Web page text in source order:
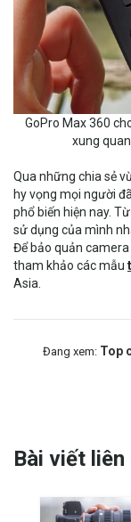
GoPro Max 360
xung
Qua những chia sẻ
hy vọng mọi người
phổ biến hiện nay.
sử dụng của mình
Để bảo quản
tham khảo các mẫu
Asia.
Đang xem: Top
Bài viết liên